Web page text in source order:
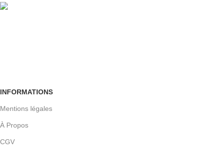
INFORMATIONS
Mentions légales
À Propos
CGV